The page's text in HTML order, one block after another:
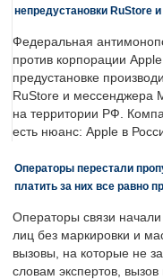
непредустановки RuStore
Федеральная
против корпорации
предустановке
RuStore и мессенджера
на территории РФ.
есть нюанс: Apple в
Операторы перестали
платить за них все равно
Операторы связи начали
лиц без маркировки и
вызовы, на которые не
словам экспертов,